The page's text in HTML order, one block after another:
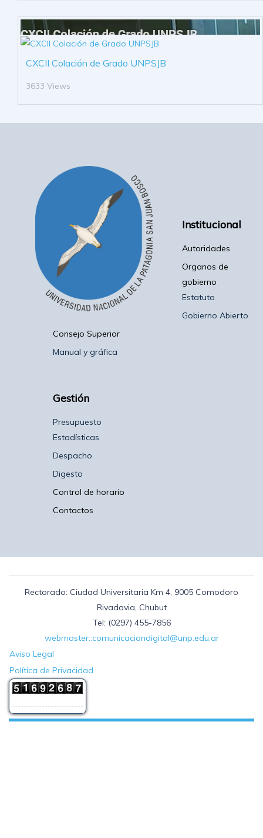
CXCII Colación de Grado UNPSJB
3633 Views
Institucional
Autoridades
Organos de
gobierno
Estatuto
Gobierno Abierto
Consejo Superior
Manual y gráfica
Gestión
Presupuesto
Estadísticas
Despacho
Digesto
Control de horario
Contactos
Rectorado: Ciudad Universitaria Km 4, 9005 Comodoro
Rivadavia, Chubut
Tel: (0297) 455-7856
webmaster::comunicaciondigital@unp.edu.ar
Aviso Legal
Política de Privacidad